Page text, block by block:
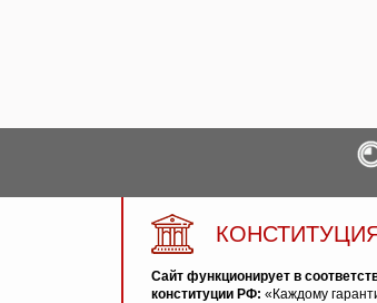
Сайт функционирует в
конституции РФ: «Каждому